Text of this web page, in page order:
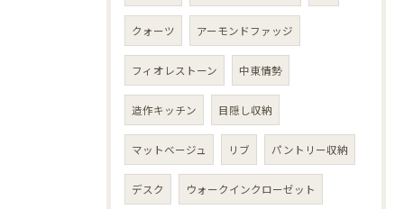
クォーツ アーモンドファッジ
フィオレストーン 中東情勢
造作キッチン 目隠し収納
マットベージュ リブ パントリー収納
デスク ウォークインクローゼット